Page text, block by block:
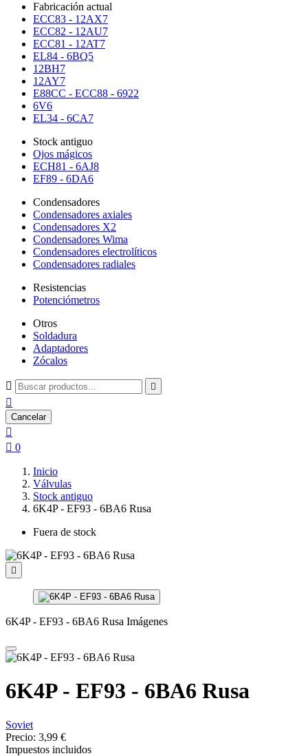
Fabricación actual
ECC83 - 12AX7
ECC82 - 12AU7
ECC81 - 12AT7
EL84 - 6BQ5
12BH7
12AY7
E88CC - ECC88 - 6922
6V6
EL34 - 6CA7
Stock antiguo
Ojos mágicos
ECH81 - 6AJ8
EF89 - 6DA6
Condensadores
Condensadores axiales
Condensadores X2
Condensadores Wima
Condensadores electrolíticos
Condensadores radiales
Resistencias
Potenciómetros
Otros
Soldadura
Adaptadores
Zócalos
 

Cancelar

 0
Inicio
Válvulas
Stock antiguo
6K4P - EF93 - 6BA6 Rusa
Fuera de stock

6K4P - EF93 - 6BA6 Rusa Imágenes
6K4P - EF93 - 6BA6 Rusa
Soviet
Precio: 3,99 €
Impuestos incluidos